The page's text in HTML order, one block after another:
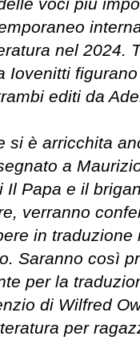
nel 2024.
editi da
si è arricchita
a
Il Papa e il
verranno
in
Saranno così
per la
di Wilfred
per